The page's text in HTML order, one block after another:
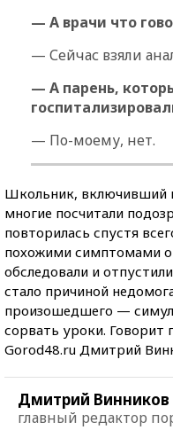
— А врачи что
— Сейчас взяли
— А парень,
— По-моему, нет.
Школьник, включивший
многие посчитали
повторилась спустя
похожими симптомами
обследовали и
стало причиной
произошедшего —
сорвать уроки. Говорит
Gorod48.ru Дмитрий
Дмитрий Винников
главный редактор